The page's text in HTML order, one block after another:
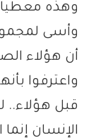
وهذه
وأسى
أن هؤلاء
واعترفوا
قبل
الإنسان